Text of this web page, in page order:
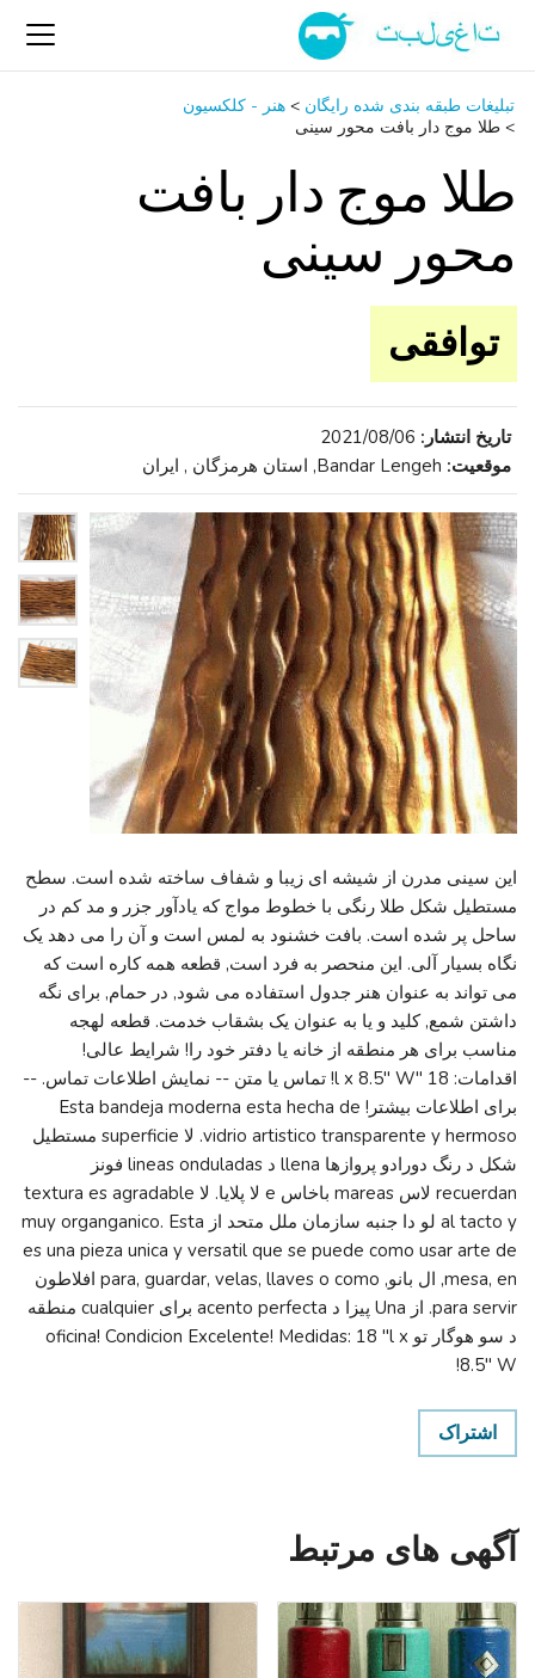
تبلیغات طبقه بندی شده رایگان > هنر - کلکسیون
> طلا موج دار بافت محور سینی
طلا موج دار بافت
محور سینی
توافقی
تاریخ انتشار: 2021/08/06
موقعیت: Bandar Lengeh, استان هرمزگان , ایران
این سینی مدرن از شیشه ای زیبا و شفاف ساخته شده است. سطح
مستطیل شکل طلا رنگی با خطوط مواج که یادآور جزر و مد کم در
ساحل پر شده است. بافت خشنود به لمس است و آن را می دهد یک
نگاه بسیار آلی. این منحصر به فرد است, قطعه همه کاره است که
می تواند به عنوان هنر جدول استفاده می شود, در حمام, برای نگه
داشتن شمع, کلید و یا به عنوان یک بشقاب خدمت. قطعه لهجه
مناسب برای هر منطقه از خانه یا دفتر خود را! شرایط عالی!
اقدامات: 18 "l x 8.5" W! تماس یا متن -- نمایش اطلاعات تماس. --
برای اطلاعات بیشتر! Esta bandeja moderna esta hecha de
vidrio artistico transparente y hermoso. لا superficie مستطیل
شکل د رنگ دورادو پروازها llena د lineas onduladas فونز
recuerdan لاس mareas باخاس e لا پلایا. لا textura es agradable
al tacto y لو دا جنبه سازمان ملل متحد از muy organganico. Esta
es una pieza unica y versatil que se puede como usar arte de
mesa, en, ال بانو, para, guardar, velas, llaves o como افلاطون
para servir. از Una پیزا د acento perfecta برای cualquier منطقه
د سو هوگار تو oficina! Condicion Excelente! Medidas: 18 "l x
8.5" W!
اشتراک
آگهی های مرتبط